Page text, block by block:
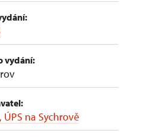
vydání:
ÚPS na Sychrově